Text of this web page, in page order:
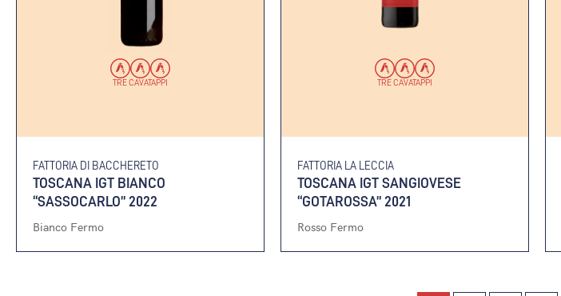
TRE CAVATAPPI
FATTORIA DI BACCHERETO
TOSCANA IGT BIANCO
“SASSOCARLO” 2022
Bianco Fermo
TRE CAVATAPPI
FATTORIA LA LECCIA
TOSCANA IGT SANGIOVESE
“GOTAROSSA” 2021
Rosso Fermo